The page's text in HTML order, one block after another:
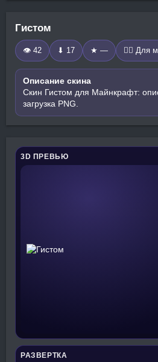
Гистом
👁 42 ⬇ 17 ★ — 🧍‍♂️ Для
Описание скина
Скин Гистом для Майнкрафт:
загрузка PNG.
3D ПРЕВЬЮ
РАЗВЕРТКА